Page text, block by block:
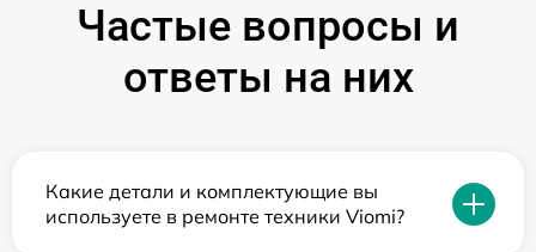
Частые вопросы и
ответы на них
Какие детали и комплектующие вы
используете в ремонте техники Viomi?